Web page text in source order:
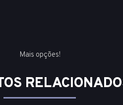
Mais opções!